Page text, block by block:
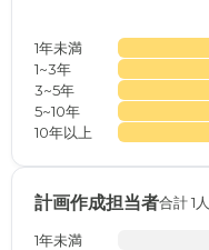
1年未満
1~3年
3~5年
5~10年
10年以上
計画作成担当者合計 1人
1年未満